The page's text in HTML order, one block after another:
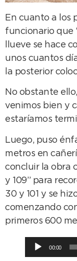
En cuanto a los
funcionario que
llueve se hace
unos cuantos
la posterior
No obstante
venimos bien y
estaríamos
Luego, puso
metros en
concluir la obra
y 109” para
30 y 101 y se
comenzando
primeros 600
de
00:00